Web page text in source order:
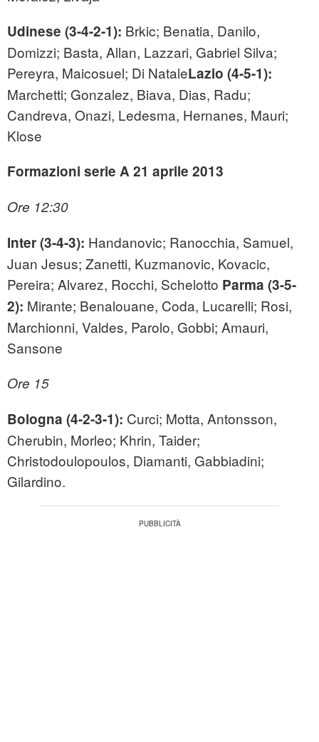
Udinese (3-4-2-1): Brkic; Benatia, Danilo,
Domizzi; Basta, Allan, Lazzari, Gabriel Silva;
Pereyra, Maicosuel; Di NataleLazio (4-5-1):
Marchetti; Gonzalez, Biava, Dias, Radu;
Candreva, Onazi, Ledesma, Hernanes, Mauri;
Klose
Formazioni serie A 21 aprile 2013
Ore 12:30
Inter (3-4-3): Handanovic; Ranocchia, Samuel,
Juan Jesus; Zanetti, Kuzmanovic, Kovacic,
Pereira; Alvarez, Rocchi, Schelotto Parma (3-5-
2): Mirante; Benalouane, Coda, Lucarelli; Rosi,
Marchionni, Valdes, Parolo, Gobbi; Amauri,
Sansone
Ore 15
Bologna (4-2-3-1): Curci; Motta, Antonsson,
Cherubin, Morleo; Khrin, Taider;
Christodoulopoulos, Diamanti, Gabbiadini;
Gilardino.